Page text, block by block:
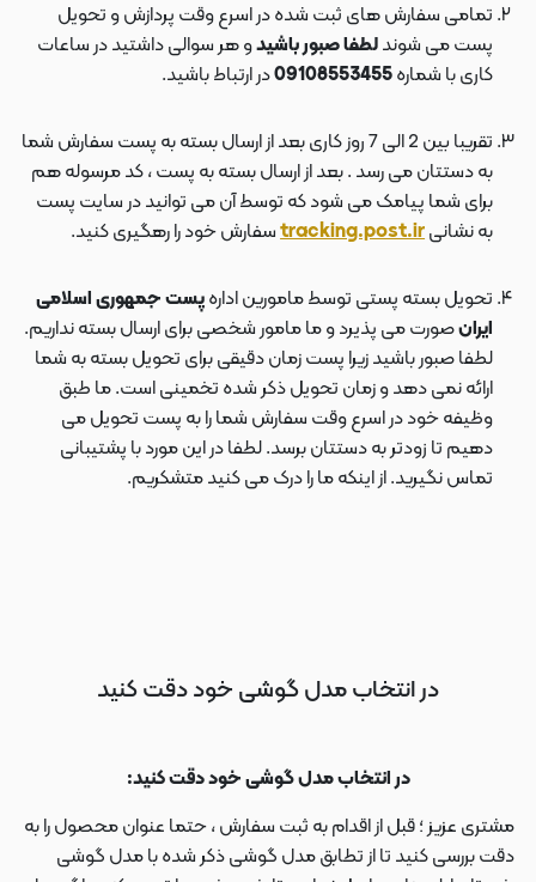
تمامی سفارش های ثبت شده در اسرع وقت پردازش و تحویل
پست می شوندلطفا صبور باشیدو هر سوالی داشتید در ساعات
کاری با شماره
در ارتباط باشید.
تقریبا بین 2 الی 7 روز کاری بعد از ارسال بسته به پست سفارش شما
به دستتان می رسد . بعد از ارسال بسته به پست ، کد مرسوله هم
برای شما پیامک می شود که توسط آن می توانید در سایت پست
به نشانیtracking.post.irسفارش خود را رهگیری کنید.
تحویل بسته پستی توسط مامورین ادارهپست جمهوری اسلامی
ایرانصورت می پذیرد و ما مامور شخصی برای ارسال بسته نداریم.
لطفا صبور باشید زیرا پست زمان دقیقی برای تحویل بسته به شما
ارائه نمی دهد و زمان تحویل ذکر شده تخمینی است. ما طبق
وظیفه خود در اسرع وقت سفارش شما را به پست تحویل می
دهیم تا زودتر به دستتان برسد. لطفا در این مورد با پشتیبانی
تماس نگیرید. از اینکه ما را درک می کنید متشکریم.
در انتخاب مدل گوشی خود دقت کنید
در انتخاب مدل گوشی خود دقت کنید:
مشتری عزیز ؛ قبل از اقدام به ثبت سفارش ، حتما عنوان محصول را به
دقت بررسی کنید تا از تطابق مدل گوشی ذکر شده با مدل گوشی